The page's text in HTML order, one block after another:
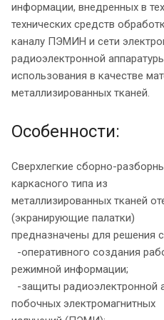
информации, внедренных в
технических средств
каналу ПЭМИН и сети
радиоэлектронной
использования в качестве
металлизированных тканей.
Особенности:
Сверхлегкие сборно-
каркасного типа из
металлизированных тканей
(экранирующие палатки)
предназначены для решения
-оперативного создания
режимной информации;
-защиты радиоэлектронной
побочных электромагнитных